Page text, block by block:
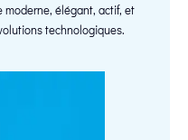
moderne, élégant, actif, et
technologiques.